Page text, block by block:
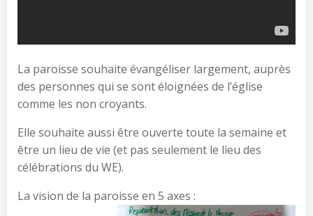
La paroisse souhaite évangéliser largement, auprès
des personnes qui se sont éloignées de l’église
comme les non croyants.
Elle souhaite aussi être ouverte toute la semaine et
être un lieu de vie (et pas seulement le lieu des
célébrations du WE).
La vision de la paroisse en 5 axes :